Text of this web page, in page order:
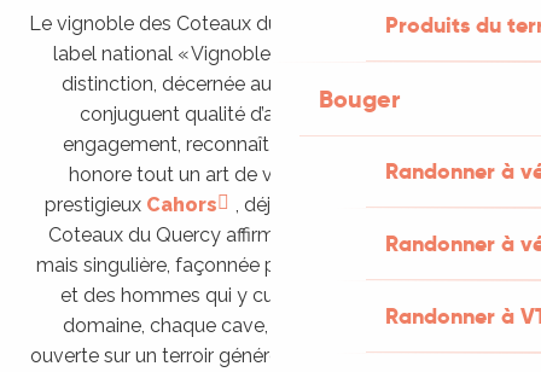
Produits du
Bouger
Randonner à
Randonner à
Randonner à
Le vignoble des Coteaux du Quercy porte fièrement le
label national « Vignobles & Découvertes ». Cette
distinction, décernée aux territoires viticoles qui
conjuguent qualité d’accueil, authenticité et
engagement, reconnaît bien plus qu’un vin : elle
honore tout un art de vivre. Rejoignant ainsi le
prestigieux Cahors
, déjà labellisé dans le Lot, les
Coteaux du Quercy affirment leur identité, discrète
mais singulière, façonnée par la passion des femmes
et des hommes qui y cultivent la vigne. Chaque
domaine, chaque cave, devient alors une porte
ouverte sur un terroir généreux, sur un geste précis, sur